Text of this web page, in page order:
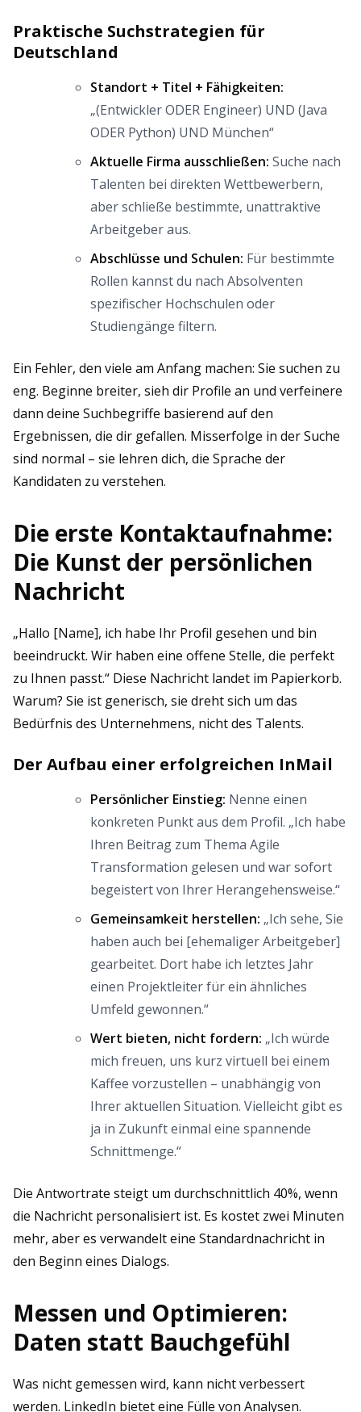
Praktische Suchstrategien für
Deutschland
Standort + Titel + Fähigkeiten:
„(Entwickler ODER Engineer) UND (Java
ODER Python) UND München“
Aktuelle Firma ausschließen: Suche nach
Talenten bei direkten Wettbewerbern,
aber schließe bestimmte, unattraktive
Arbeitgeber aus.
Abschlüsse und Schulen: Für bestimmte
Rollen kannst du nach Absolventen
spezifischer Hochschulen oder
Studiengänge filtern.
Ein Fehler, den viele am Anfang machen: Sie suchen zu
eng. Beginne breiter, sieh dir Profile an und verfeinere
dann deine Suchbegriffe basierend auf den
Ergebnissen, die dir gefallen. Misserfolge in der Suche
sind normal – sie lehren dich, die Sprache der
Kandidaten zu verstehen.
Die erste Kontaktaufnahme:
Die Kunst der persönlichen
Nachricht
„Hallo [Name], ich habe Ihr Profil gesehen und bin
beeindruckt. Wir haben eine offene Stelle, die perfekt
zu Ihnen passt.“ Diese Nachricht landet im Papierkorb.
Warum? Sie ist generisch, sie dreht sich um das
Bedürfnis des Unternehmens, nicht des Talents.
Der Aufbau einer erfolgreichen InMail
Persönlicher Einstieg: Nenne einen
konkreten Punkt aus dem Profil. „Ich habe
Ihren Beitrag zum Thema Agile
Transformation gelesen und war sofort
begeistert von Ihrer Herangehensweise.“
Gemeinsamkeit herstellen: „Ich sehe, Sie
haben auch bei [ehemaliger Arbeitgeber]
gearbeitet. Dort habe ich letztes Jahr
einen Projektleiter für ein ähnliches
Umfeld gewonnen.“
Wert bieten, nicht fordern: „Ich würde
mich freuen, uns kurz virtuell bei einem
Kaffee vorzustellen – unabhängig von
Ihrer aktuellen Situation. Vielleicht gibt es
ja in Zukunft einmal eine spannende
Schnittmenge.“
Die Antwortrate steigt um durchschnittlich 40%, wenn
die Nachricht personalisiert ist. Es kostet zwei Minuten
mehr, aber es verwandelt eine Standardnachricht in
den Beginn eines Dialogs.
Messen und Optimieren:
Daten statt Bauchgefühl
Was nicht gemessen wird, kann nicht verbessert
werden. LinkedIn bietet eine Fülle von Analysen.